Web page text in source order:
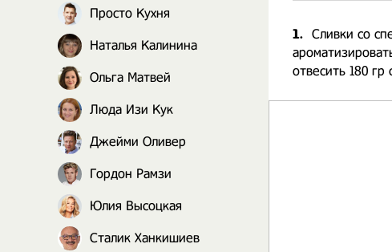
1. Сливки со
отвесить 180
Просто Кухня
Наталья Калинина
Ольга Матвей
Люда Изи Кук
Джейми Оливер
Гордон Рамзи
Юлия Высоцкая
Сталик Ханкишиев